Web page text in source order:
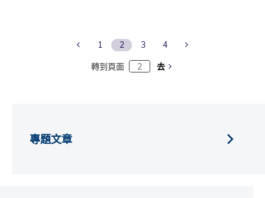
Previous Page
1 2 3 4
轉到頁面 去
專題文章